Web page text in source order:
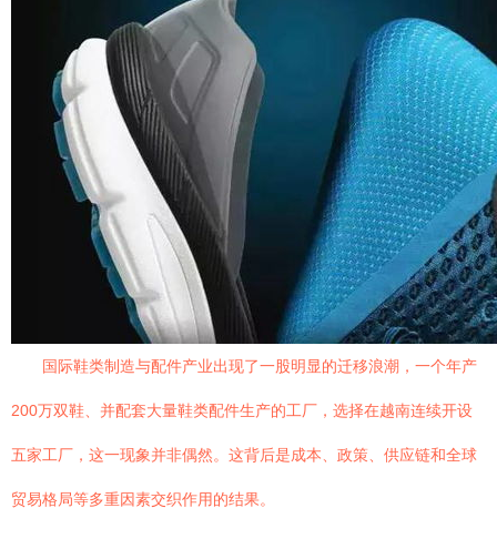
国际鞋类制造与配件产业出现了一股明显的迁移浪潮，一个年产
200万双鞋、并配套大量鞋类配件生产的工厂，选择在越南连续开设
五家工厂，这一现象并非偶然。这背后是成本、政策、供应链和全球
贸易格局等多重因素交织作用的结果。